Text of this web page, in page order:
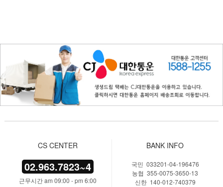
CS CENTER
02.963.7823~4
근무시간 am 09:00 - pm 6:00
BANK INFO
국민 033201-04-196476
농협 355-0075-3650-13
신한 140-012-740379